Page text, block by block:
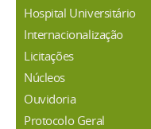
Hospital Universitário
Internacionalização
Licitações
Núcleos
Ouvidoria
Protocolo Geral